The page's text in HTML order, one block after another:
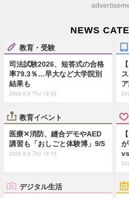
NEWS
教育・受験
司法試験2026、短答式の合格
率79.3％…早大など大学院別
結果も
2026.8.6 Thu 18:45
教育イベント
医療✕消防、縫合デモやAED
講習も「おしごと体験博」9/5
2026.8.6 Thu 18:15
デジタル生活